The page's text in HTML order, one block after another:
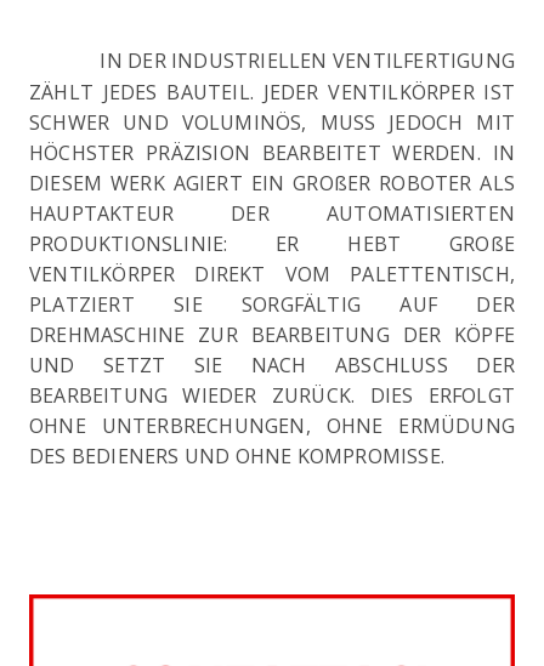
IN DER INDUSTRIELLEN VENTILFERTIGUNG
ZÄHLT JEDES BAUTEIL. JEDER VENTILKÖRPER IST
SCHWER UND VOLUMINÖS, MUSS JEDOCH MIT
HÖCHSTER PRÄZISION BEARBEITET WERDEN. IN
DIESEM WERK AGIERT EIN GROßER ROBOTER ALS
HAUPTAKTEUR DER AUTOMATISIERTEN
PRODUKTIONSLINIE: ER HEBT GROßE
VENTILKÖRPER DIREKT VOM PALETTENTISCH,
PLATZIERT SIE SORGFÄLTIG AUF DER
DREHMASCHINE ZUR BEARBEITUNG DER KÖPFE
UND SETZT SIE NACH ABSCHLUSS DER
BEARBEITUNG WIEDER ZURÜCK. DIES ERFOLGT
OHNE UNTERBRECHUNGEN, OHNE ERMÜDUNG
DES BEDIENERS UND OHNE KOMPROMISSE.